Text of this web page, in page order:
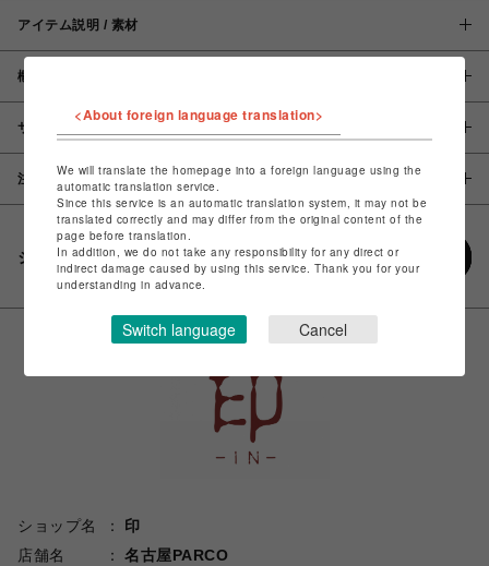
アイテム説明 / 素材
概要
サイズ
注意事項
シェアする
ショップ名
印
店舗名
名古屋PARCO
<About foreign language translation>
We will translate the homepage into a foreign language using the
automatic translation service.
Since this service is an automatic translation system, it may not be
translated correctly and may differ from the original content of the
page before translation.
In addition, we do not take any responsibility for any direct or
indirect damage caused by using this service. Thank you for your
understanding in advance.
Switch language Cancel